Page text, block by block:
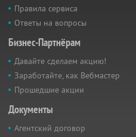
Правила сервиса
Ответы на вопросы
Бизнес-Партнёрам
Давайте сделаем акцию!
Заработайте, как Вебмастер
Прошедшие акции
Документы
Агентский договор